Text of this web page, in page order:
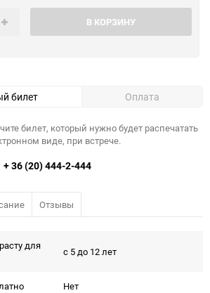
В КОРЗИНУ
билет Оплата
билет, который нужно будет распечатать
виде, при встрече.
+ 36 (20) 444-2-444
Отзывы
для
с 5 до 12 лет
Нет